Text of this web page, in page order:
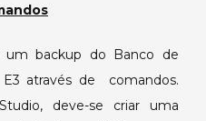
um backup do Banco de
através de comandos.
deve-se criar uma